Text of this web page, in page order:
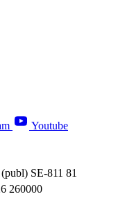
Youtube
SE-811 81
260000